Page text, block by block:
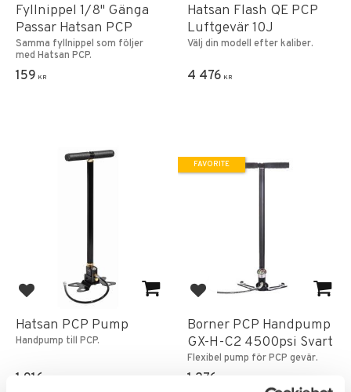
Fyllnippel 1/8" Gänga
Passar Hatsan PCP
Samma fyllnippel som följer
med Hatsan PCP.
159 KR
Hatsan Flash QE PCP
Luftgevär 10J
Välj din modell efter kaliber.
4 476 KR
Add to favorites
Hatsan PCP Pump
Handpump till PCP.
1 916
Add to favorites
Borner PCP Handpump
GX-H-C2 4500psi Svart
Flexibel pump för PCP gevär.
1 276
FAVORITE